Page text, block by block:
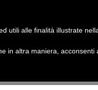
utili alle finalità illustrate
in altra maniera, acconsenti